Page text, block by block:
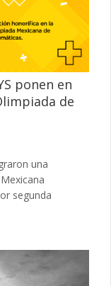
ponen en
de
una
segunda